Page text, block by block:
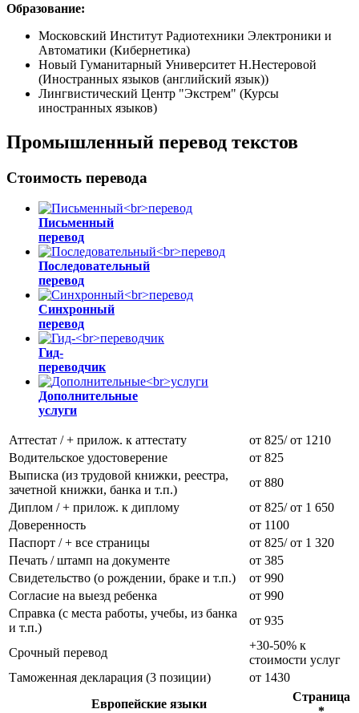
Образование:
Московский Институт Радиотехники Электроники и
Автоматики (Кибернетика)
Новый Гуманитарный Университет Н.Нестеровой
(Иностранных языков (английский язык))
Лингвистический Центр "Экстрем" (Курсы
иностранных языков)
Промышленный перевод текстов
Стоимость перевода
Письменный
перевод
Последовательный
перевод
Синхронный
перевод
Гид-
переводчик
Дополнительные
услуги
Аттестат / + прилож. к аттестату
от 825/ от 1210
Водительское удостоверение
от 825
Выписка (из трудовой книжки, реестра,
зачетной книжки, банка и т.п.)
от 880
Диплом / + прилож. к диплому
от 825/ от 1 650
Доверенность
от 1100
Паспорт / + все страницы
от 825/ от 1 320
Печать / штамп на документе
от 385
Свидетельство (о рождении, браке и т.п.)
от 990
Согласие на выезд ребенка
от 990
Справка (с места работы, учебы, из банка
и т.п.)
от 935
Срочный перевод
+30-50% к
стоимости услуг
Таможенная декларация (3 позиции)
от 1430
Европейские языки
Страница